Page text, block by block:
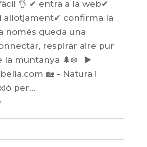
👌 ✔ entra a la web✔
allotjament✔ confirma la
només queda una
respirar aire pur
la muntanya 🌲❄️ ▶️
🏡 - Natura i
per...